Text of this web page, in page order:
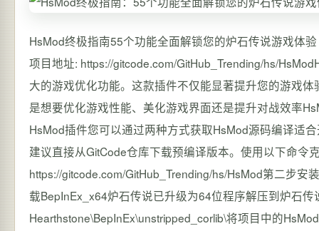
HsMod终极指南55个功能全面解锁您的炉石传说游戏体
项目地址: https://gitcode.com/GitHub_Trending/hs/
大的游戏优化功能。这款插件不仅能显著提升您的游戏
是想要优化游戏性能、美化游戏界面还是提升对战效率
HsMod插件您可以通过两种方式获取HsMod源码编译适
建议直接从GitCode仓库下载预编译版本。使用以下命令
https://gitcode.com/GitHub_Trending/hs/HsMod第二步
载BepInEx_x64炉石传说已升级为64位程序解压到炉石
Hearthstone\BepInEx\unstripped_corlib\将项目中的